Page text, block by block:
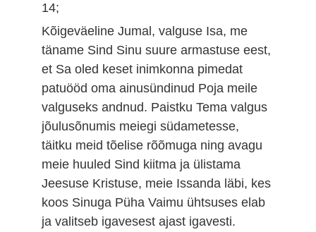
14;
Kõigeväeline Jumal, valguse Isa, me
täname Sind Sinu suure armastuse eest,
et Sa oled keset inimkonna pimedat
patuööd oma ainusündinud Poja meile
valguseks andnud. Paistku Tema valgus
jõulusõnumis meiegi südametesse,
täitku meid tõelise rõõmuga ning avagu
meie huuled Sind kiitma ja ülistama
Jeesuse Kristuse, meie Issanda läbi, kes
koos Sinuga Püha Vaimu ühtsuses elab
ja valitseb igavesest ajast igavesti.